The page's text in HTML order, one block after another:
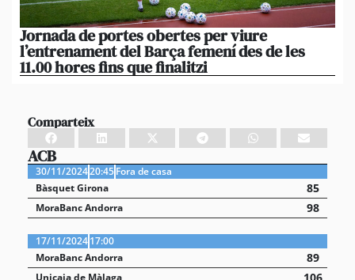
Jornada de portes obertes per viure
l’entrenament del Barça femení des de les
11.00 hores fins que finalitzi
Comparteix
ACB
30/11/202420:45Fora de casa
Bàsquet Girona
85
MoraBanc Andorra 98
17/11/202417:00
MoraBanc Andorra
89